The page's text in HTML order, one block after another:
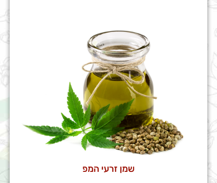
שמן זרעי המפ